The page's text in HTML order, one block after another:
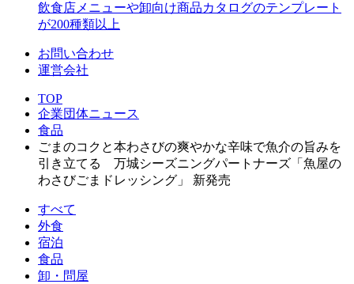
飲食店メニューや卸向け商品カタログのテンプレート
が200種類以上
お問い合わせ
運営会社
TOP
企業団体ニュース
食品
ごまのコクと本わさびの爽やかな辛味で魚介の旨みを
引き立てる 万城シーズニングパートナーズ「魚屋の
わさびごまドレッシング」 新発売
すべて
外食
宿泊
食品
卸・問屋